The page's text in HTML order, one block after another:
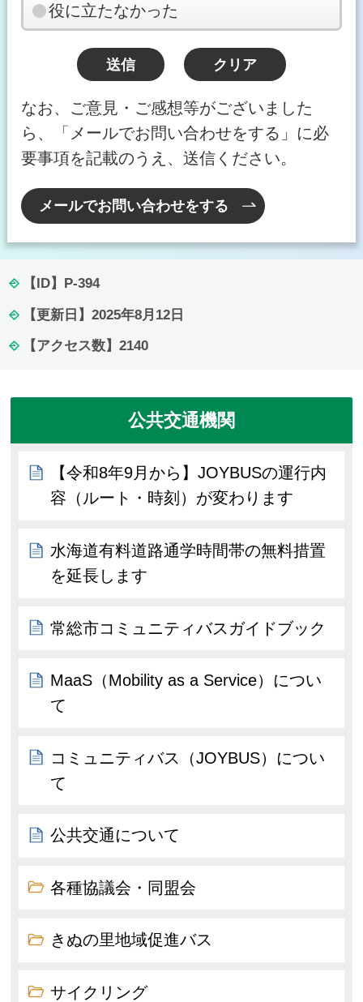
役に立たなかった
なお、ご意見・ご感想等がございました
ら、「メールでお問い合わせをする」に必
要事項を記載のうえ、送信ください。
メールでお問い合わせをする
【ID】 P-394
【更新日】 2025年8月12日
【アクセス数】 2140
公共交通機関
【令和8年9月から】JOYBUSの運行内
容（ルート・時刻）が変わります
水海道有料道路通学時間帯の無料措置
を延長します
常総市コミュニティバスガイドブック
MaaS（Mobility as a Service）につい
て
コミュニティバス（JOYBUS）につい
て
公共交通について
各種協議会・同盟会
きぬの里地域促進バス
サイクリング